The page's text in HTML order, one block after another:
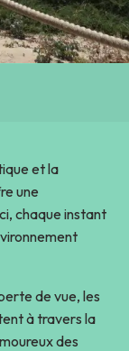
et la
une
chaque instant
de vue, les
à travers la
des